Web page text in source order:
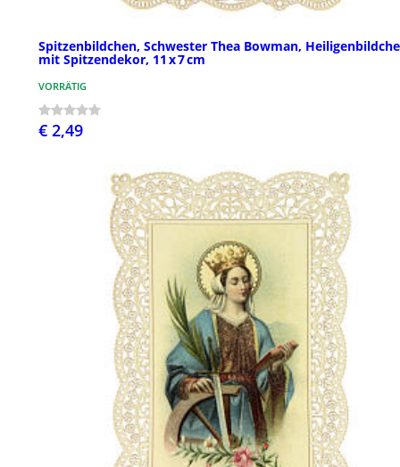
Spitzenbildchen, Schwester Thea Bowman,
mit Spitzendekor, 11 x 7 cm
VORRÄTIG
€ 2,49